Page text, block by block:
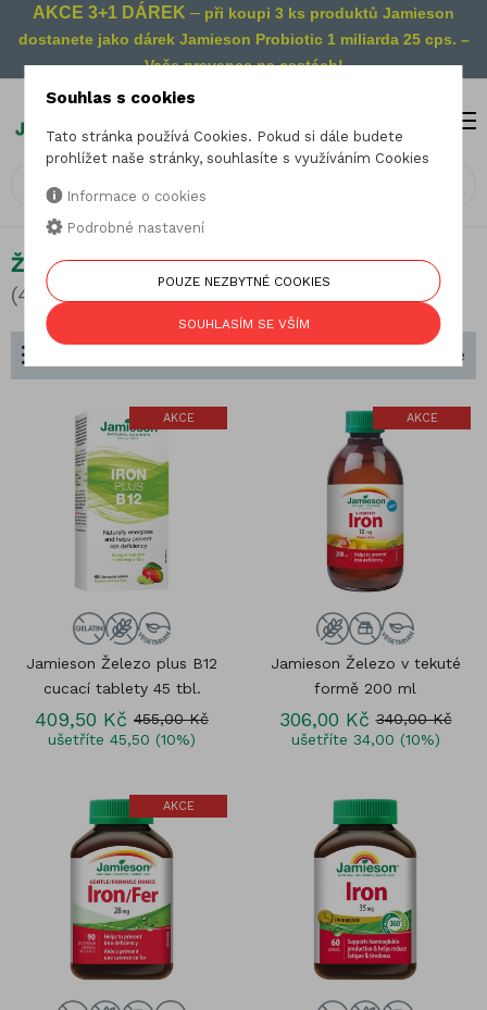
AKCE 3+1 DÁREK – při koupi 3 ks produktů Jamieson
dostanete jako dárek Jamieson Probiotic 1 miliarda 25 cps. –
Vaše prevence na cestách!
0
Železo
(4 produkty)
Seřadit podle
AKCE
Jamieson Železo plus B12
cucací tablety 45 tbl.
409,50 Kč 455,00 Kč
ušetříte 45,50 (10%)
AKCE
Jamieson Železo v tekuté
formě 200 ml
306,00 Kč 340,00 Kč
ušetříte 34,00 (10%)
AKCE
Souhlas s cookies
Tato stránka používá Cookies. Pokud si dále budete
prohlížet naše stránky, souhlasíte s využíváním Cookies
Informace o cookies
Podrobné nastavení
POUZE NEZBYTNÉ COOKIES
SOUHLASÍM SE VŠÍM